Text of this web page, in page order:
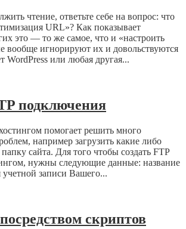
чтение, ответьте себе на вопрос: что
URL»? Как показывает
это — то же самое, что и «настроить
вообще игнорируют их и довольствуются
WordPress или любая другая...
подключения
помогает решить много
например загрузить какие либо
сайта. Для того чтобы создать FTP
нужны следующие данные: название
учетной записи Вашего...
скриптов